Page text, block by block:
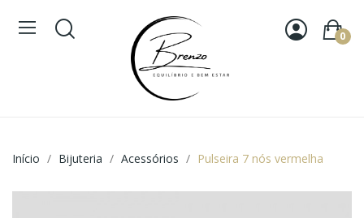
0
Início Bijuteria Acessórios Pulseira 7 nós vermelha